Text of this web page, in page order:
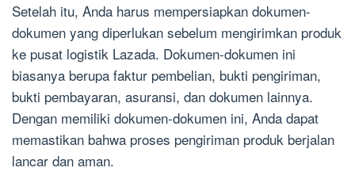
Setelah itu, Anda harus mempersiapkan dokumen-
dokumen yang diperlukan sebelum mengirimkan produk
ke pusat logistik Lazada. Dokumen-dokumen ini
biasanya berupa faktur pembelian, bukti pengiriman,
bukti pembayaran, asuransi, dan dokumen lainnya.
Dengan memiliki dokumen-dokumen ini, Anda dapat
memastikan bahwa proses pengiriman produk berjalan
lancar dan aman.